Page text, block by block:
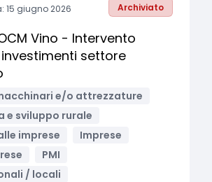
15 giugno 2026 Archiviato
Vino - Intervento
settore
e/o attrezzature
e sviluppo rurale
imprese
Imprese
PMI
/ locali